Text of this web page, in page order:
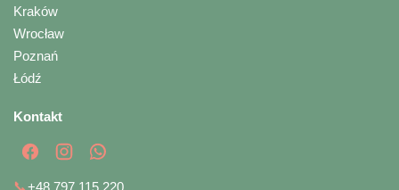
Kraków
Wrocław
Poznań
Łódź
Kontakt
📞+48 797 115 220